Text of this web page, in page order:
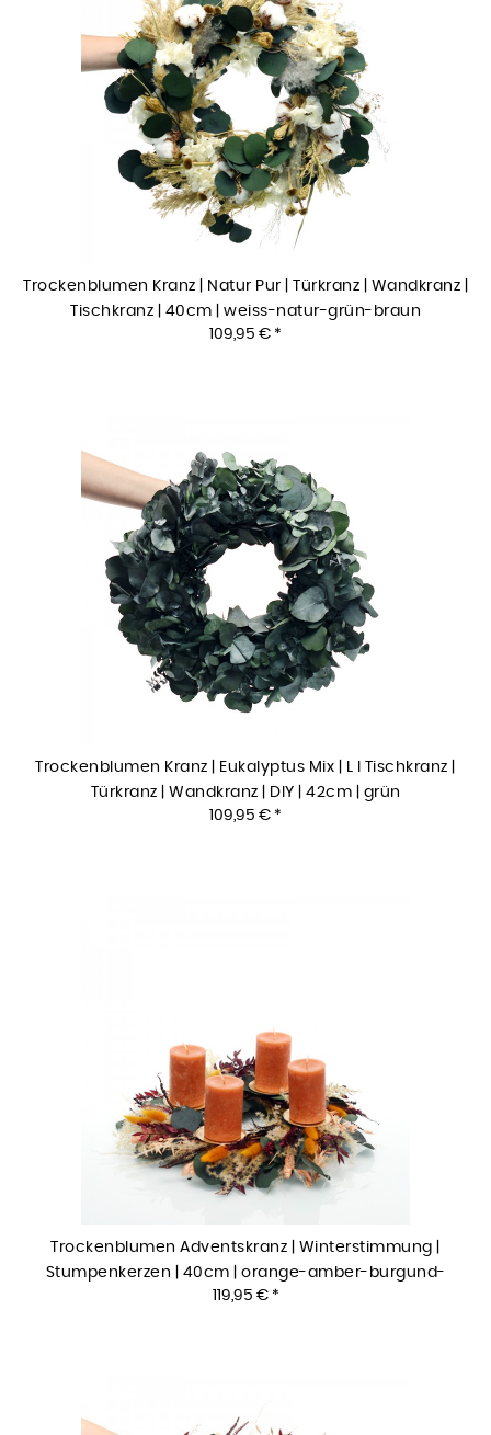
Trockenblumen Kranz | Natur Pur | Türkranz | Wandkranz |
Tischkranz | 40cm | weiss-natur-grün-braun
109,95 € *
Trockenblumen Kranz | Eukalyptus Mix | L I Tischkranz |
Türkranz | Wandkranz | DIY | 42cm | grün
109,95 € *
Trockenblumen Adventskranz | Winterstimmung |
Stumpenkerzen | 40cm | orange-amber-burgund-
natur-grün
119,95 € *